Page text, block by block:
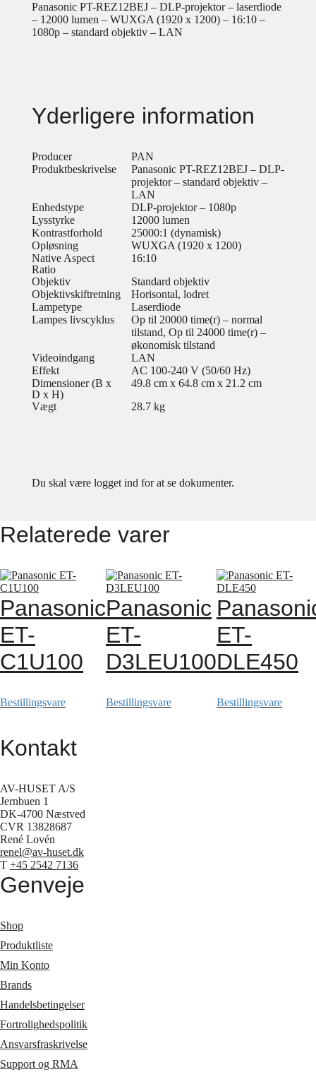
Panasonic PT-REZ12BEJ – DLP-projektor – laserdiode
– 12000 lumen – WUXGA (1920 x 1200) – 16:10 –
1080p – standard objektiv – LAN
Yderligere information
Producer
PAN
Produktbeskrivelse
Panasonic PT-REZ12BEJ – DLP-
projektor – standard objektiv –
LAN
Enhedstype
DLP-projektor – 1080p
Lysstyrke
12000 lumen
Kontrastforhold
25000:1 (dynamisk)
Opløsning
WUXGA (1920 x 1200)
Native Aspect
Ratio
16:10
Objektiv
Standard objektiv
Objektivskiftretning
Horisontal, lodret
Lampetype
Laserdiode
Lampes livscyklus
Op til 20000 time(r) – normal
tilstand, Op til 24000 time(r) –
økonomisk tilstand
Videoindgang
LAN
Effekt
AC 100-240 V (50/60 Hz)
Dimensioner (B x
D x H)
49.8 cm x 64.8 cm x 21.2 cm
Vægt
28.7 kg
Du skal være logget ind for at se dokumenter.
Relaterede varer
Panasonic
ET-
C1U100
Bestillingsvare
Panasonic
ET-
D3LEU100
Bestillingsvare
ET-
DLE450
Bestillingsvare
Kontakt
AV-HUSET A/S
Jernbuen 1
DK-4700 Næstved
CVR 13828687
René Lovén
renel@av-huset.dk
T +45 2542 7136
Genveje
Shop
Produktliste
Min Konto
Brands
Handelsbetingelser
Fortrolighedspolitik
Ansvarsfraskrivelse
Support og RMA